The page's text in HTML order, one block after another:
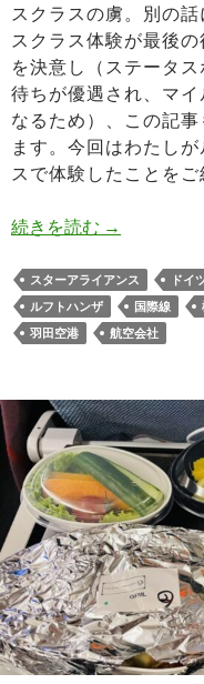
スクラスの虜。別の
スクラス体験が最後の
を決意し（ステータ
待ちが優遇され、マ
なるため）、この記
ます。今回はわたし
スで体験したことをご
続きを読む ルフトハン
→
スターアライアンス ドイ
ルフトハンザ
国際線
羽田空港
航空会社